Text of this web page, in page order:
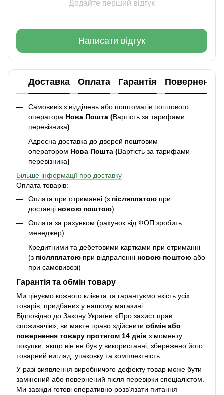
Додайте перший відгук
Написати відгук
Доставка Оплата Гарантія Повернення
Самовивіз з відділень або поштоматів поштового
оператора Нова Пошта (Вартість за тарифами
перевізника)
Адресна доставка до дверей поштовим
оператором Нова Пошта (Вартість за тарифами
перевізника)
Більше інформації про доставку
Оплата товарів:
Оплата при отриманні (з післяплатою при
доставці новою поштою)
Оплата за рахунком (рахунок від ФОП зробить
менеджер)
Кредитними та дебетовими картками при отриманні
(з післяплатою при відпраленні новою поштою або
при самовивозі)
Гарантія та обмін товару
Ми цінуємо кожного клієнта та гарантуємо якість усіх
товарів, придбаних у нашому магазині.
Відповідно до Закону України «Про захист прав
споживачів», ви маєте право здійснити обмін або
повернення товару протягом 14 днів з моменту
покупки, якщо він не був у використанні, збережено його
товарний вигляд, упаковку та комплектність.
У разі виявлення виробничого дефекту товар може бути
замінений або повернений після перевірки спеціалістом.
Ми завжди готові оперативно розв’язати питання